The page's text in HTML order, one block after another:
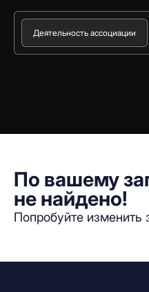
Деятельность ассоциации
По вашему
не найдено!
Попробуйте изменить